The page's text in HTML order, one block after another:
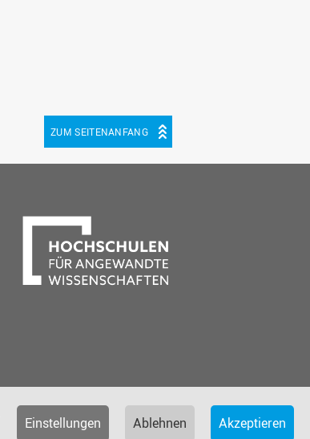
Einstellungen Ablehnen Akzeptieren
ZUM SEITENANFANG